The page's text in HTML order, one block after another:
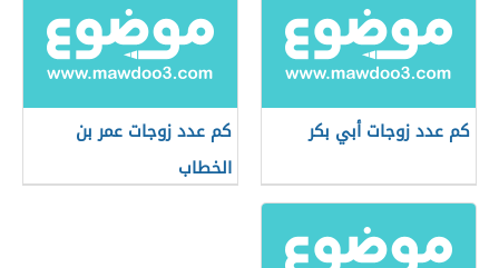
كم عدد زوجات أبي بكر
كم عدد زوجات عمر بن
الخطاب